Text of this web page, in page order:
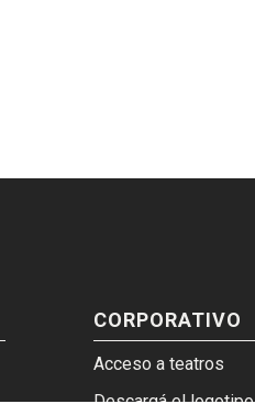
CORPORATIVO
Acceso a teatros